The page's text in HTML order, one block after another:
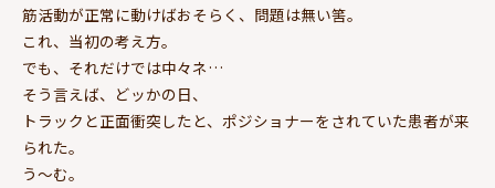
筋活動が正常に動けばおそらく、問題は無い筈。
これ、当初の考え方。
でも、それだけでは中々ネ…
そう言えば、どッかの日、
トラックと正面衝突したと、ポジショナーをされていた患者が来
られた。
う～む。